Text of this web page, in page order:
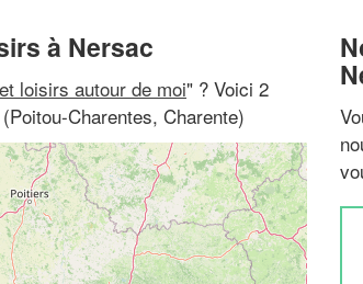
à Nersac
loisirs autour de moi" ? Voici 2
Charentes, Charente)